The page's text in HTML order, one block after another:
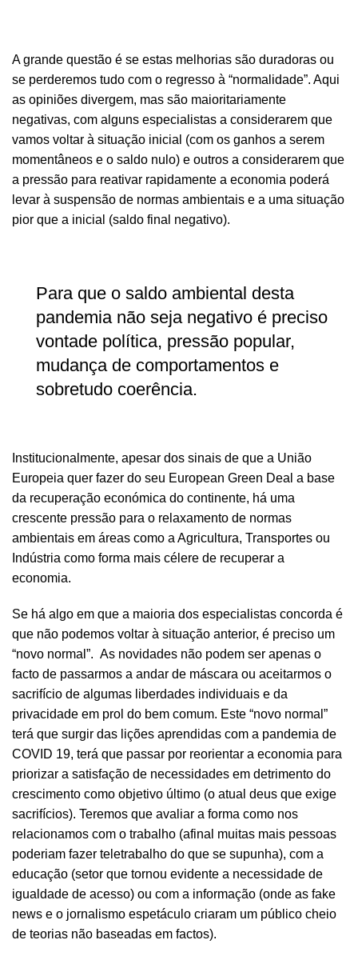
A grande questão é se estas melhorias são duradoras ou
se perderemos tudo com o regresso à “normalidade”. Aqui
as opiniões divergem, mas são maioritariamente
negativas, com alguns especialistas a considerarem que
vamos voltar à situação inicial (com os ganhos a serem
momentâneos e o saldo nulo) e outros a considerarem que
a pressão para reativar rapidamente a economia poderá
levar à suspensão de normas ambientais e a uma situação
pior que a inicial (saldo final negativo).
Para que o saldo ambiental desta
pandemia não seja negativo é preciso
vontade política, pressão popular,
mudança de comportamentos e
sobretudo coerência.
Institucionalmente, apesar dos sinais de que a União
Europeia quer fazer do seu European Green Deal a base
da recuperação económica do continente, há uma
crescente pressão para o relaxamento de normas
ambientais em áreas como a Agricultura, Transportes ou
Indústria como forma mais célere de recuperar a
economia.
Se há algo em que a maioria dos especialistas concorda é
que não podemos voltar à situação anterior, é preciso um
“novo normal”. As novidades não podem ser apenas o
facto de passarmos a andar de máscara ou aceitarmos o
sacrifício de algumas liberdades individuais e da
privacidade em prol do bem comum. Este “novo normal”
terá que surgir das lições aprendidas com a pandemia de
COVID 19, terá que passar por reorientar a economia para
priorizar a satisfação de necessidades em detrimento do
crescimento como objetivo último (o atual deus que exige
sacrifícios). Teremos que avaliar a forma como nos
relacionamos com o trabalho (afinal muitas mais pessoas
poderiam fazer teletrabalho do que se supunha), com a
educação (setor que tornou evidente a necessidade de
igualdade de acesso) ou com a informação (onde as fake
news e o jornalismo espetáculo criaram um público cheio
de teorias não baseadas em factos).